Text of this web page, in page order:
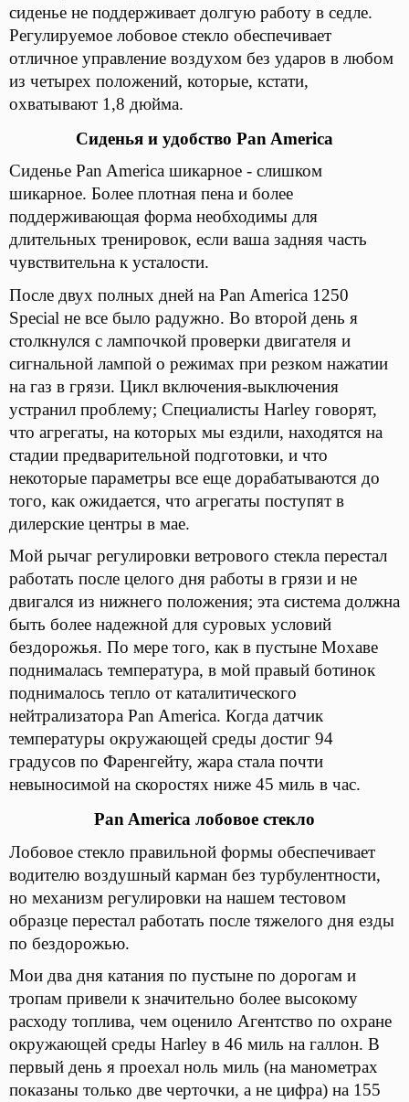
сиденье не поддерживает долгую работу в седле.
Регулируемое лобовое стекло обеспечивает
отличное управление воздухом без ударов в любом
из четырех положений, которые, кстати,
охватывают 1,8 дюйма.
Сиденья и удобство Pan America
Сиденье Pan America шикарное - слишком
шикарное. Более плотная пена и более
поддерживающая форма необходимы для
длительных тренировок, если ваша задняя часть
чувствительна к усталости.
После двух полных дней на Pan America 1250
Special не все было радужно. Во второй день я
столкнулся с лампочкой проверки двигателя и
сигнальной лампой о режимах при резком нажатии
на газ в грязи. Цикл включения-выключения
устранил проблему; Специалисты Harley говорят,
что агрегаты, на которых мы ездили, находятся на
стадии предварительной подготовки, и что
некоторые параметры все еще дорабатываются до
того, как ожидается, что агрегаты поступят в
дилерские центры в мае.
Мой рычаг регулировки ветрового стекла перестал
работать после целого дня работы в грязи и не
двигался из нижнего положения; эта система должна
быть более надежной для суровых условий
бездорожья. По мере того, как в пустыне Мохаве
поднималась температура, в мой правый ботинок
поднималось тепло от каталитического
нейтрализатора Pan America. Когда датчик
температуры окружающей среды достиг 94
градусов по Фаренгейту, жара стала почти
невыносимой на скоростях ниже 45 миль в час.
Pan America лобовое стекло
Лобовое стекло правильной формы обеспечивает
водителю воздушный карман без турбулентности,
но механизм регулировки на нашем тестовом
образце перестал работать после тяжелого дня езды
по бездорожью.
Мои два дня катания по пустыне по дорогам и
тропам привели к значительно более высокому
расходу топлива, чем оценило Агентство по охране
окружающей среды Harley в 46 миль на галлон. В
первый день я проехал ноль миль (на манометрах
показаны только две черточки, а не цифра) на 155